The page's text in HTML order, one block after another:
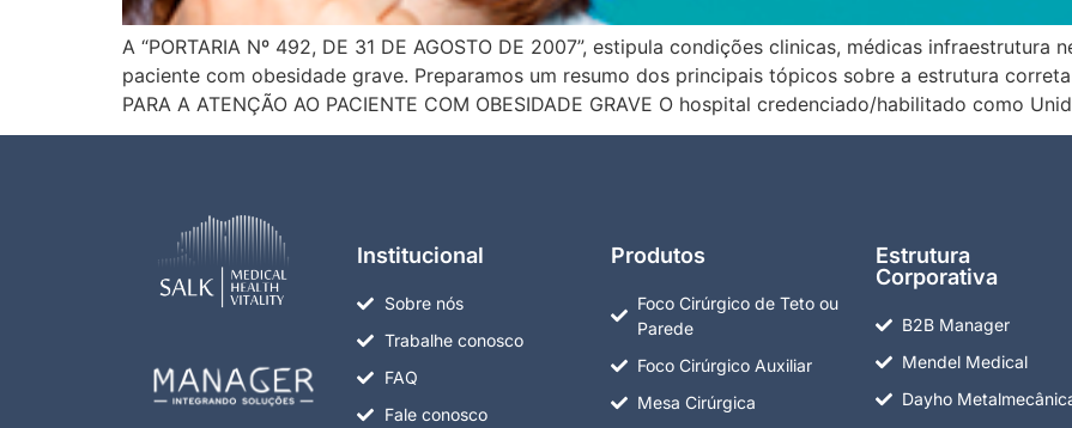
A “PORTARIA Nº 492, DE 31 DE AGOSTO DE 2007”, estipula condições clinicas, médicas
paciente com obesidade grave. Preparamos um resumo dos principais tópicos sobre a estrutura
PARA A ATENÇÃO AO PACIENTE COM OBESIDADE GRAVE O hospital credenciado/habilitado como
Institucional
Sobre nós
Trabalhe conosco
FAQ
Fale conosco
Produtos
Foco Cirúrgico de Teto ou
Parede
Foco Cirúrgico Auxiliar
Mesa Cirúrgica
Estrutura
Corporativa
B2B Manager
Mendel Medical
Dayho